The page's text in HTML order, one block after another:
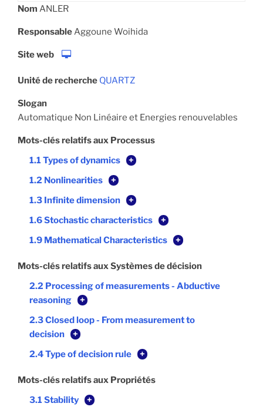
Nom ANLER
ResponsableAggoune Woihida
Site web
Unité de recherche QUARTZ
Slogan
Automatique Non Linéaire et Energies renouvelables
Mots-clés relatifs aux Processus
1.1 Types of dynamics
+
1.2 Nonlinearities
+
1.3 Infinite dimension
+
1.6 Stochastic characteristics
+
1.9 Mathematical Characteristics
+
Mots-clés relatifs aux Systèmes de décision
2.2 Processing of measurements - Abductive
reasoning
+
2.3 Closed loop - From measurement to
decision
+
2.4 Type of decision rule
+
Mots-clés relatifs aux Propriétés
3.1 Stability
+